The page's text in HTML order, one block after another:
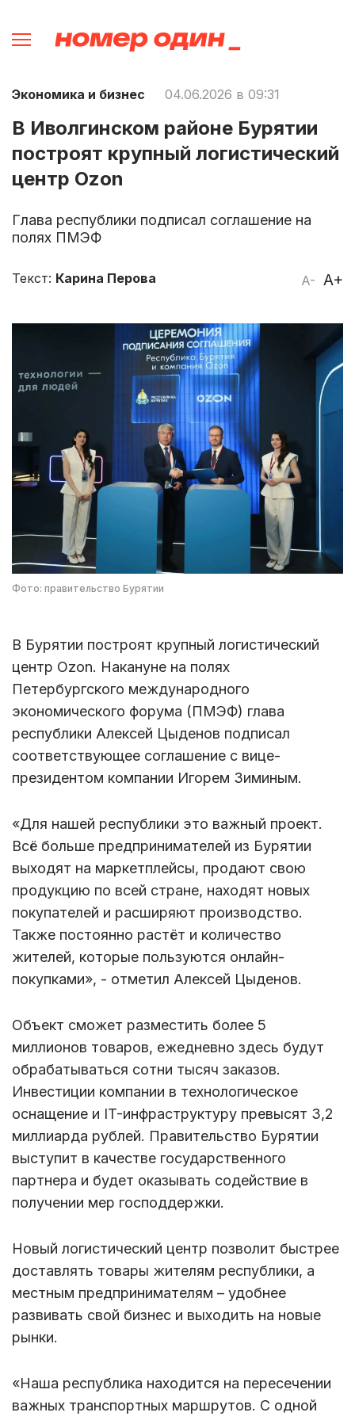
Экономика и бизнес 04.06.2026 в 09:31
В Иволгинском районе Бурятии
построят крупный логистический
центр Ozon
Глава республики подписал соглашение на
полях ПМЭФ
A- A+
Текст: Карина Перова
Фото: правительство Бурятии
В Бурятии построят крупный логистический
центр Ozon. Накануне на полях
Петербургского международного
экономического форума (ПМЭФ) глава
республики Алексей Цыденов подписал
соответствующее соглашение с вице-
президентом компании Игорем Зиминым.
«Для нашей республики это важный проект.
Всё больше предпринимателей из Бурятии
выходят на маркетплейсы, продают свою
продукцию по всей стране, находят новых
покупателей и расширяют производство.
Также постоянно растёт и количество
жителей, которые пользуются онлайн-
покупками», - отметил Алексей Цыденов.
Объект сможет разместить более 5
миллионов товаров, ежедневно здесь будут
обрабатываться сотни тысяч заказов.
Инвестиции компании в технологическое
оснащение и IT-инфраструктуру превысят 3,2
миллиарда рублей. Правительство Бурятии
выступит в качестве государственного
партнера и будет оказывать содействие в
получении мер господдержки.
Новый логистический центр позволит быстрее
доставлять товары жителям республики, а
местным предпринимателям – удобнее
развивать свой бизнес и выходить на новые
рынки.
«Наша республика находится на пересечении
важных транспортных маршрутов. С одной